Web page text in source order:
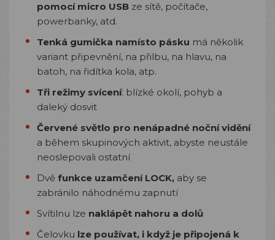
pomocí micro USB ze sítě, počítače,
powerbanky, atd.
Tenká gumička namísto pásku má několik
variant připevnění, na přilbu, na hlavu, na
batoh, na řidítka kola, atp.
Tři režimy svícení: blízké okolí, pohyb a
daleký dosvit
Červené světlo pro nenápadné noční vidění
a během skupinových aktivit, abyste neustále
neoslepovali ostatní
Dvě funkce uzamčení LOCK, aby se
zabránilo náhodnému zapnutí
Svítilnu lze naklápět nahoru a dolů
Čelovku lze používat, i když je připojená k